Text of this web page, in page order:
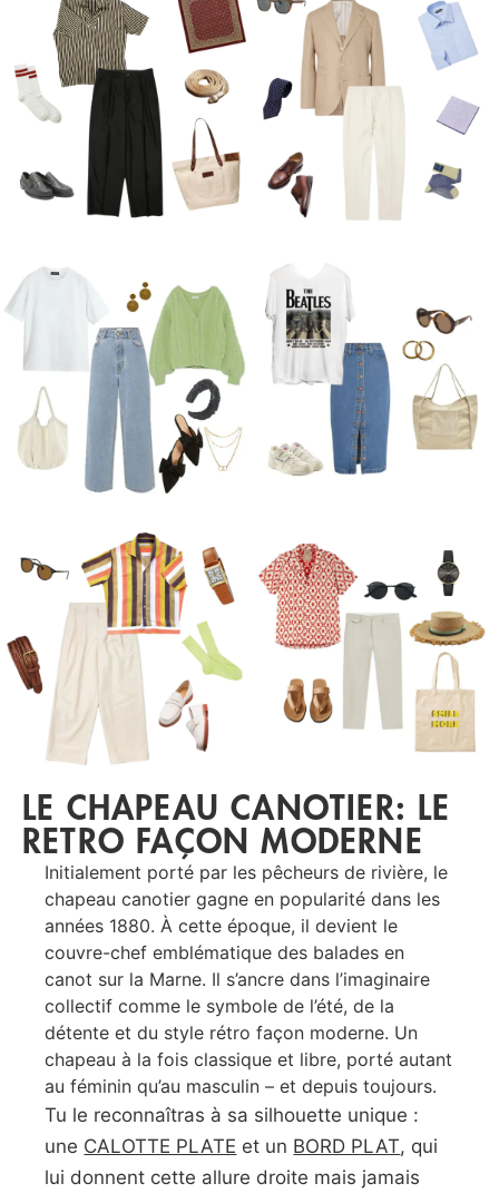
LE CHAPEAU CANOTIER: LE
RETRO FAÇON MODERNE
Initialement porté par les pêcheurs de rivière, le
chapeau canotier gagne en popularité dans les
années 1880. À cette époque, il devient le
couvre-chef emblématique des balades en
canot sur la Marne. Il s’ancre dans l’imaginaire
collectif comme le symbole de l’été, de la
détente et du style rétro façon moderne. Un
chapeau à la fois classique et libre, porté autant
au féminin qu’au masculin – et depuis toujours.
Tu le reconnaîtras à sa silhouette unique :
une CALOTTE PLATE et un BORD PLAT, qui
lui donnent cette allure droite mais jamais